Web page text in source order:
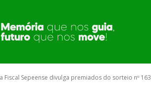
O GOVERNO MUNICÍPIO
Fiscal Sepeense divulga premiados do sorteio nº 163